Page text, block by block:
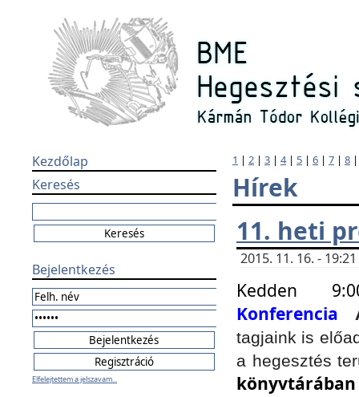
Kezdőlap
Keresés
Bejelentkezés
Elfelejtettem a jelszavam...
1 | 2 | 3 | 4| 5 | 6 | 7 | 8
Hírek
11. heti
2015. 11. 16. -
Kedden
Konferencia
tagjaink is
a hegesztés
könyvtárában